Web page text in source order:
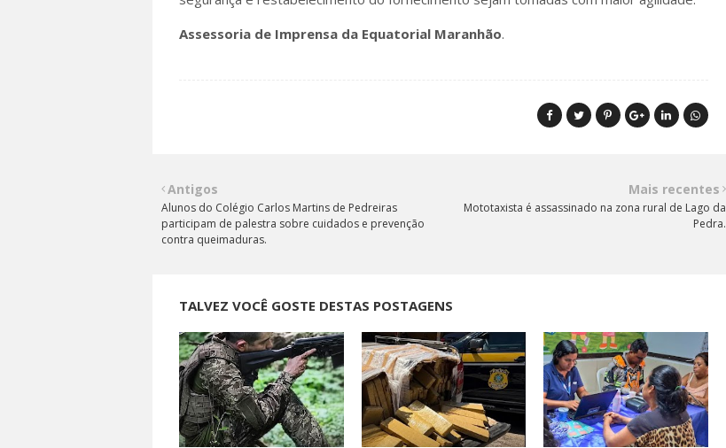
Assessoria de Imprensa da Equatorial Maranhão.
Mais recentes
Mototaxista é assassinado na zona rural de Lago da
Pedra.
Antigos
Alunos do Colégio Carlos Martins de Pedreiras
participam de palestra sobre cuidados e prevenção
contra queimaduras.
TALVEZ VOCÊ GOSTE DESTAS POSTAGENS